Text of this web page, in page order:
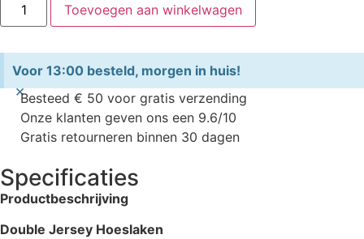
Toevoegen aan winkelwagen
Voor 13:00 besteld, morgen in huis!
×Besteed € 50 voor gratis verzending
Onze klanten geven ons een 9.6/10
Gratis retourneren binnen 30 dagen
Specificaties
Productbeschrijving
Double Jersey Hoeslaken